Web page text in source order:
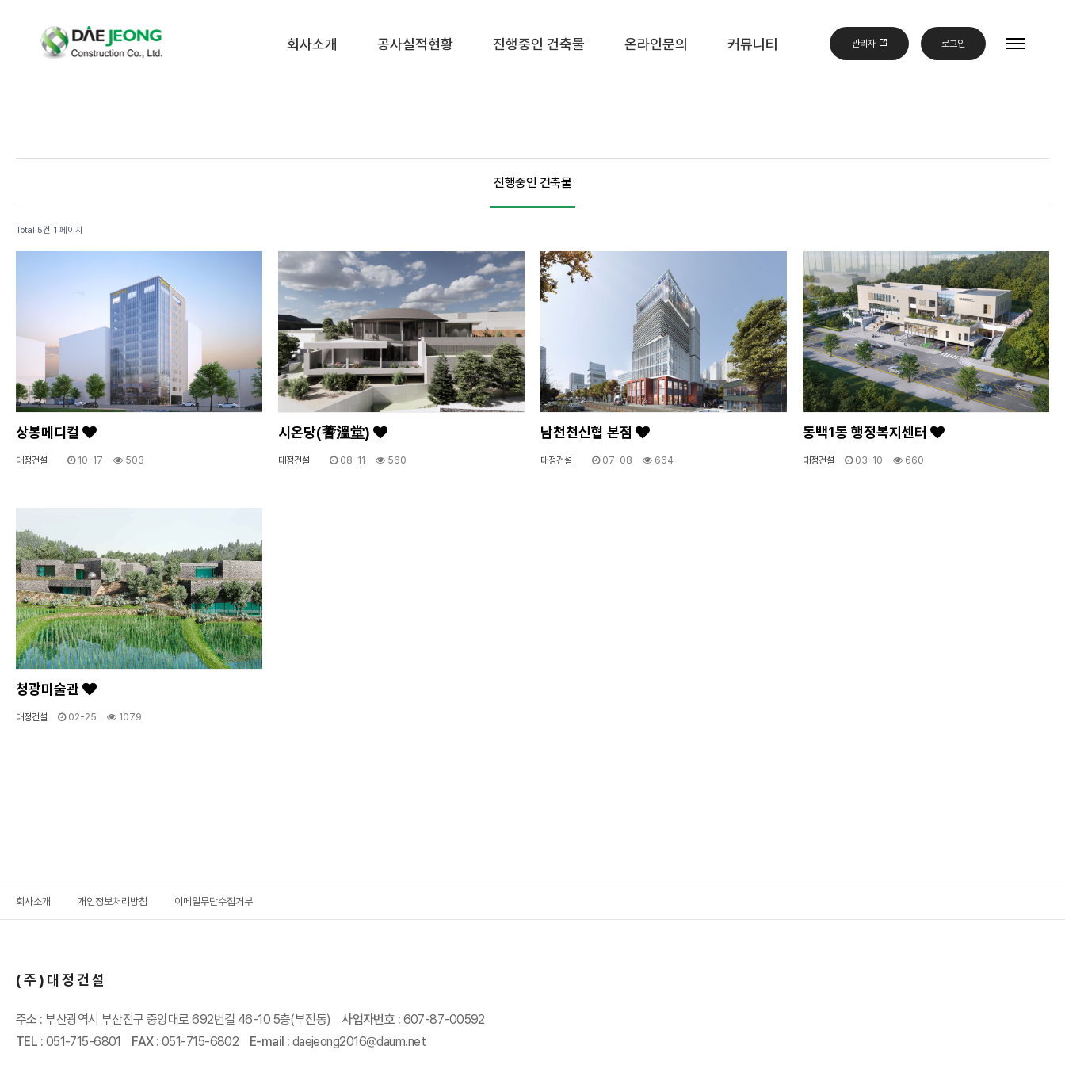
회사소개 공사실적현황 진행중인 건축물 온라인문의 커뮤니티 관리자 로그인
진행중인 건축물
Total 5건 1 페이지
상봉메디컬
대정건설 10-17 503
시온당(蓍溫堂)
대정건설 08-11 560
남천천신협 본점
대정건설 07-08 664
동백1동 행정복지센터
대정건설 03-10 660
청광미술관
대정건설 02-25 1079
회사소개 개인정보처리방침 이메일무단수집거부
(주)대정건설
주소 :부산광역시 부산진구 중앙대로 692번길 46-10 5층(부전동) 사업자번호 : 607-87-00592
TEL : 051-715-6801 FAX :051-715-6802 E-mail : daejeong2016@daum.net